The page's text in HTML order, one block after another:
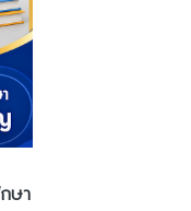
ษา